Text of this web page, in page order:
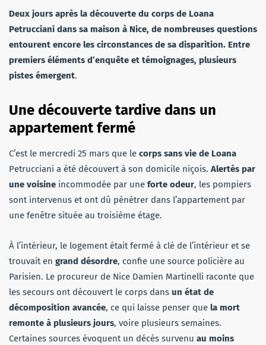
Deux jours après la découverte du corps de Loana
Petrucciani dans sa maison à Nice, de nombreuses questions
entourent encore les circonstances de sa disparition. Entre
premiers éléments d’enquête et témoignages, plusieurs
pistes émergent.
Une découverte tardive dans un
appartement fermé
C’est le mercredi 25 mars que le corps sans vie de Loana
Petrucciani a été découvert à son domicile niçois. Alertés par
une voisine incommodée par une forte odeur, les pompiers
sont intervenus et ont dû pénétrer dans l’appartement par
une fenêtre située au troisième étage.
À l’intérieur, le logement était fermé à clé de l’intérieur et se
trouvait en grand désordre, confie une source policière au
Parisien. Le procureur de Nice Damien Martinelli raconte que
les secours ont découvert le corps dans un état de
décomposition avancée, ce qui laisse penser que la mort
remonte à plusieurs jours, voire plusieurs semaines.
Certaines sources évoquent un décès survenu au moins